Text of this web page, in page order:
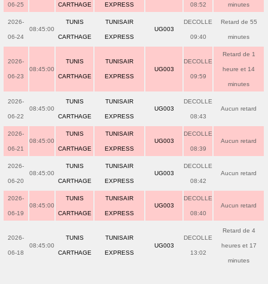
06-25 CARTHAGE EXPRESS 08:52 minutes
2026-
06-24
08:45:00
TUNIS
CARTHAGE
TUNISAIR
EXPRESS
UG003
DECOLLE
09:40
Retard de 55
minutes
2026-
06-23
08:45:00
TUNIS
CARTHAGE
TUNISAIR
EXPRESS
UG003
DECOLLE
09:59
Retard de 1
heure et 14
minutes
2026-
06-22
08:45:00
TUNIS
CARTHAGE
TUNISAIR
EXPRESS
UG003
DECOLLE
08:43
Aucun retard
2026-
06-21
08:45:00
TUNIS
CARTHAGE
TUNISAIR
EXPRESS
UG003
DECOLLE
08:39
Aucun retard
2026-
06-20
08:45:00
TUNIS
CARTHAGE
TUNISAIR
EXPRESS
UG003
DECOLLE
08:42
Aucun retard
2026-
06-19
08:45:00
TUNIS
CARTHAGE
TUNISAIR
EXPRESS
UG003
DECOLLE
08:40
Aucun retard
2026-
06-18
08:45:00
TUNIS
CARTHAGE
TUNISAIR
EXPRESS
UG003
DECOLLE
13:02
Retard de 4
heures et 17
minutes